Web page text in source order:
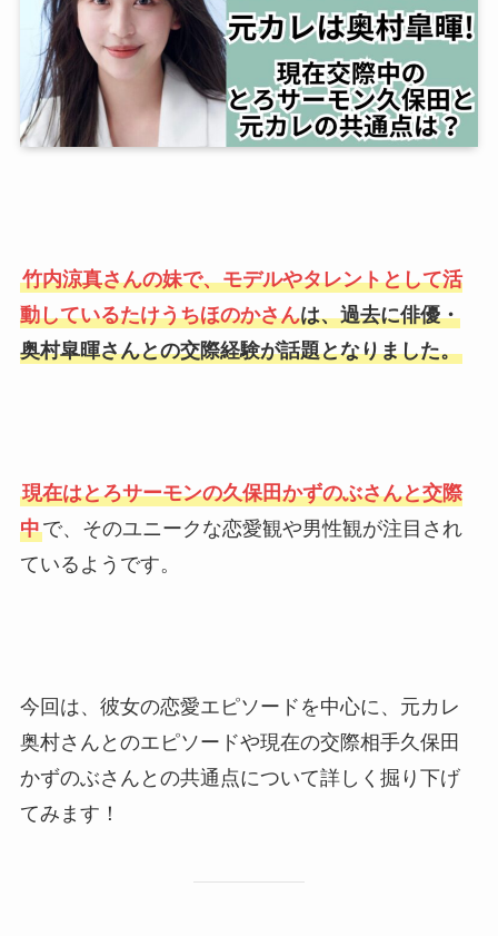
竹内涼真さんの妹で、モデルやタレントとして活
動しているたけうちほのかさんは、過去に俳優・
奥村皐暉さんとの交際経験が話題となりました。
現在はとろサーモンの久保田かずのぶさんと交際
中で、そのユニークな恋愛観や男性観が注目され
ているようです。
今回は、彼女の恋愛エピソードを中心に、元カレ
奥村さんとのエピソードや現在の交際相手久保田
かずのぶさんとの共通点について詳しく掘り下げ
てみます！